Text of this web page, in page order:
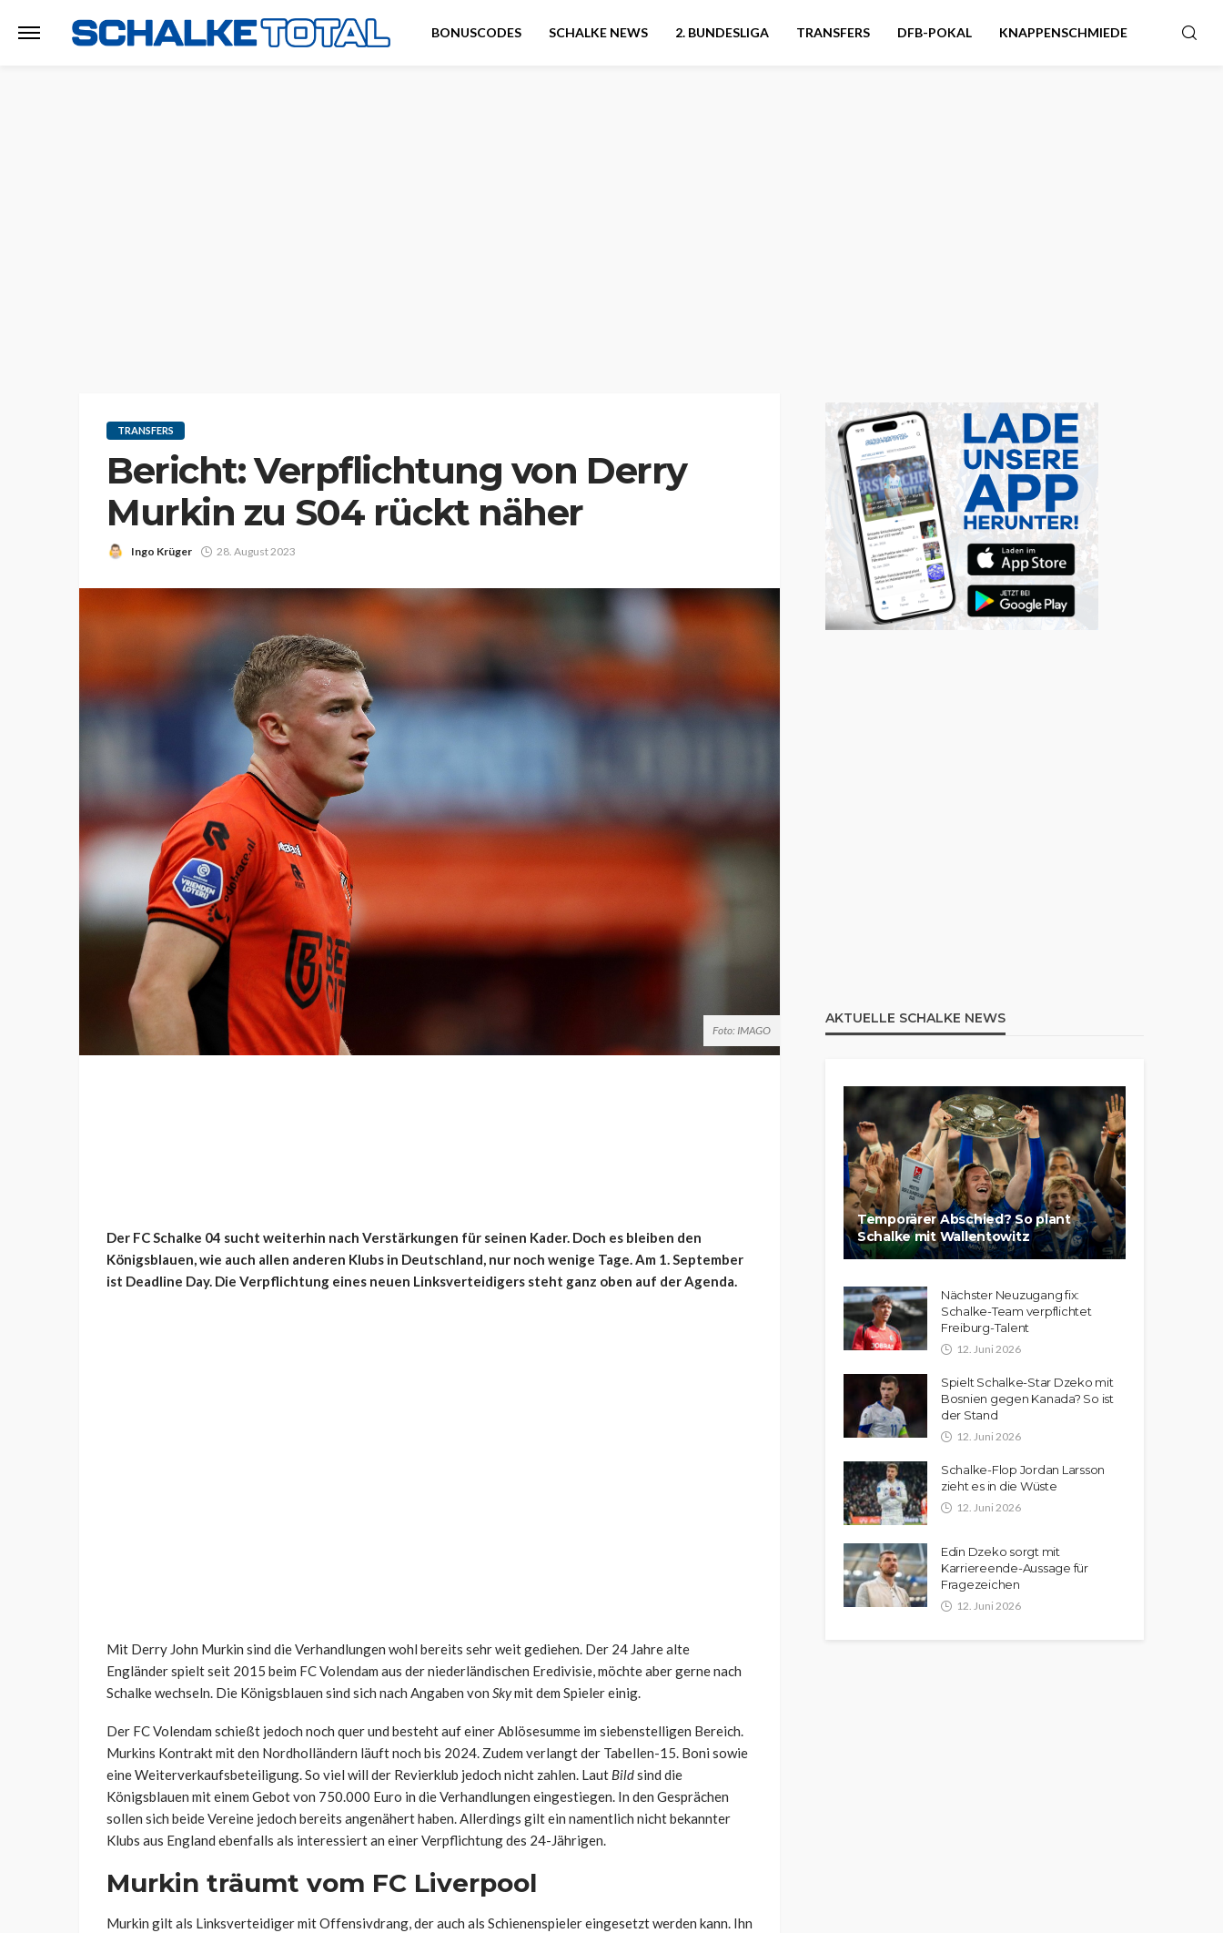
BONUSCODES SCHALKE NEWS 2. BUNDESLIGA TRANSFERS DFB-POKAL KNAPPENSCHMIEDE
TRANSFERS
Bericht: Verpflichtung von Derry
Murkin zu S04 rückt näher
Ingo Krüger 28. August 2023
Foto: IMAGO
Der FC Schalke 04 sucht weiterhin nach Verstärkungen für seinen Kader. Doch es bleiben den
Königsblauen, wie auch allen anderen Klubs in Deutschland, nur noch wenige Tage. Am 1. September
ist Deadline Day. Die Verpflichtung eines neuen Linksverteidigers steht ganz oben auf der Agenda.
Mit Derry John Murkin sind die Verhandlungen wohl bereits sehr weit gediehen. Der 24 Jahre alte
Engländer spielt seit 2015 beim FC Volendam aus der niederländischen Eredivisie, möchte aber gerne nach
Schalke wechseln. Die Königsblauen sind sich nach Angaben von Skymit dem Spieler einig.
Der FC Volendam schießt jedoch noch quer und besteht auf einer Ablösesumme im siebenstelligen Bereich.
Murkins Kontrakt mit den Nordholländern läuft noch bis 2024. Zudem verlangt der Tabellen-15. Boni sowie
eine Weiterverkaufsbeteiligung. So viel will der Revierklub jedoch nicht zahlen. Laut Bildsind die
Königsblauen mit einem Gebot von 750.000 Euro in die Verhandlungen eingestiegen. In den Gesprächen
sollen sich beide Vereine jedoch bereits angenähert haben. Allerdings gilt ein namentlich nicht bekannter
Klubs aus England ebenfalls als interessiert an einer Verpflichtung des 24-Jährigen.
Murkin träumt vom FC Liverpool
Murkin gilt als Linksverteidiger mit Offensivdrang, der auch als Schienenspieler eingesetzt werden kann. Ihn
AKTUELLE SCHALKE NEWS
Temporärer Abschied? So plant
Schalke mit Wallentowitz
Nächster Neuzugang fix:
Schalke-Team verpflichtet
Freiburg-Talent
12. Juni 2026
Spielt Schalke-Star Dzeko mit
Bosnien gegen Kanada? So ist
der Stand
12. Juni 2026
Schalke-Flop Jordan Larsson
zieht es in die Wüste
12. Juni 2026
Edin Dzeko sorgt mit
Karriereende-Aussage für
Fragezeichen
12. Juni 2026